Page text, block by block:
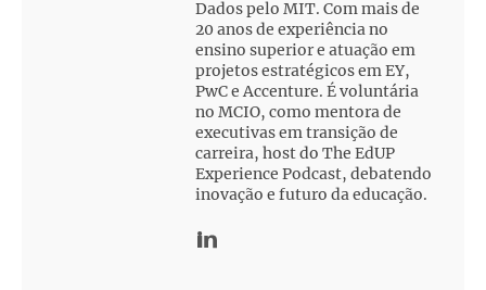
Dados pelo MIT. Com mais de
20 anos de experiência no
ensino superior e atuação em
projetos estratégicos em EY,
PwC e Accenture. É voluntária
no MCIO, como mentora de
executivas em transição de
carreira, host do The EdUP
Experience Podcast, debatendo
inovação e futuro da educação.